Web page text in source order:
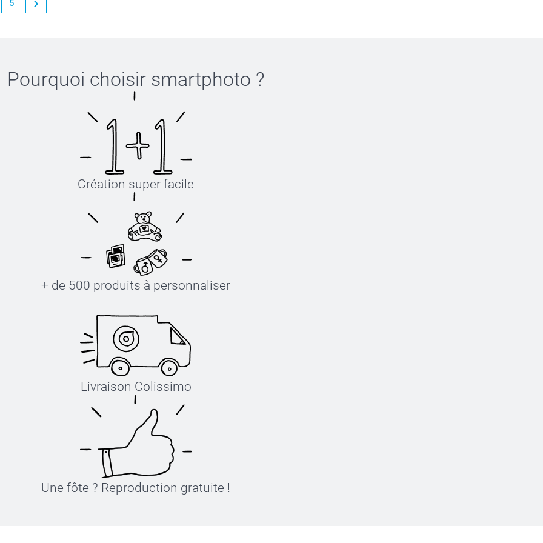
5
Pourquoi choisir smartphoto ?
Création super facile
+ de 500 produits à personnaliser
Livraison Colissimo
Une fôte ? Reproduction gratuite !